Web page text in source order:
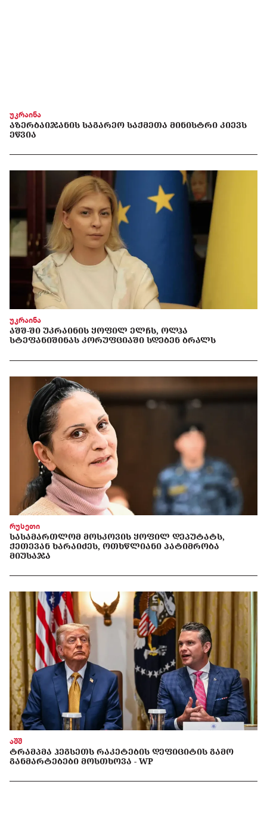
უკრაინა
ᲐᲖᲔᲠᲑᲐᲘᲯᲐᲜᲘᲡ ᲡᲐᲒᲐᲠᲔᲝ ᲡᲐᲥᲛᲔᲗᲐ ᲛᲘᲜᲘᲡᲢᲠᲘ ᲙᲘᲔᲕᲡ
ᲔᲬᲕᲘᲐ
უკრაინა
ᲐᲨᲨ-ᲨᲘ ᲣᲙᲠᲐᲘᲜᲘᲡ ᲧᲝᲤᲘᲚ ᲔᲚᲩᲡ, ᲝᲚᲰᲐ
ᲡᲢᲔᲤᲐᲜᲘᲨᲘᲜᲐᲡ ᲙᲝᲠᲣᲤᲪᲘᲐᲨᲘ ᲡᲓᲔᲑᲔᲜ ᲑᲠᲐᲚᲡ
რუსეთი
ᲡᲐᲡᲐᲛᲐᲠᲗᲚᲝᲛ ᲛᲝᲡᲙᲝᲕᲘᲡ ᲧᲝᲤᲘᲚ ᲓᲔᲞᲣᲢᲐᲢᲡ,
ᲥᲔᲗᲔᲕᲐᲜ ᲮᲐᲠᲐᲘᲫᲔᲡ, ᲝᲗᲮᲬᲚᲘᲐᲜᲘ ᲞᲐᲢᲘᲛᲠᲝᲑᲐ
ᲛᲘᲣᲡᲐᲯᲐ
აშშ
ᲢᲠᲐᲛᲞᲛᲐ ᲰᲔᲒᲡᲔᲗᲡ ᲠᲐᲙᲔᲢᲔᲑᲘᲡ ᲓᲔᲤᲘᲪᲘᲢᲘᲡ ᲒᲐᲛᲝ
ᲒᲐᲜᲛᲐᲠᲢᲔᲑᲔᲑᲘ ᲛᲝᲡᲗᲮᲝᲕᲐ - WP